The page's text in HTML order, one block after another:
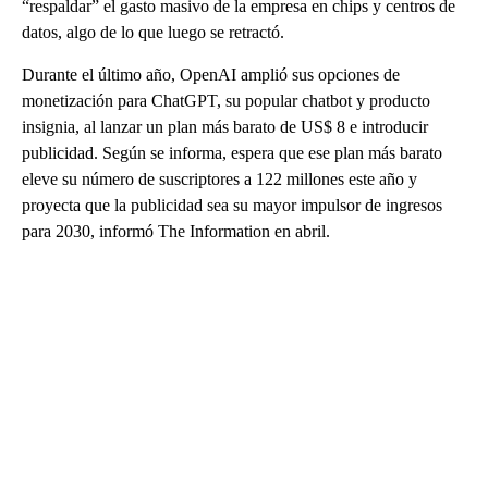
“respaldar” el gasto masivo de la empresa en chips y centros de
datos, algo de lo que luego se retractó.
Durante el último año, OpenAI amplió sus opciones de
monetización para ChatGPT, su popular chatbot y producto
insignia, al lanzar un plan más barato de US$ 8 e introducir
publicidad. Según se informa, espera que ese plan más barato
eleve su número de suscriptores a 122 millones este año y
proyecta que la publicidad sea su mayor impulsor de ingresos
para 2030, informó The Information en abril.